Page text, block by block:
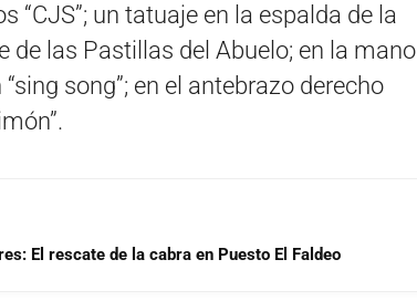
“CJS”; un tatuaje en la espalda de la
de las Pastillas del Abuelo; en la mano
song”; en el antebrazo derecho
El rescate de la cabra en Puesto El Faldeo